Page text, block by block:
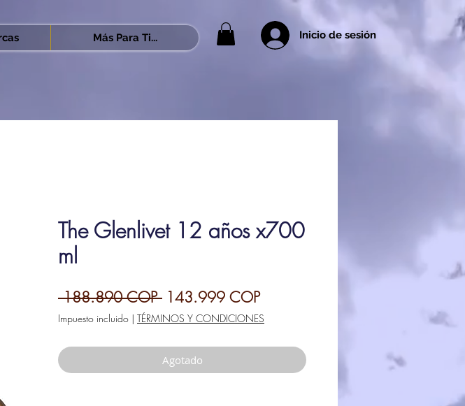
Más Para Ti... Inicio de sesión
The Glenlivet 12 años x700
ml
188.890 COP Precio
143.999 COPPrecio
de
Impuesto incluido | TÉRMINOS Y CONDICIONES
Agotado